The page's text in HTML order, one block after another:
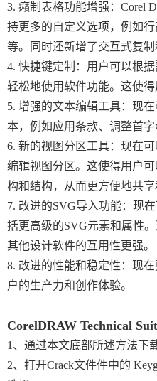
3. 癪制表格功能增强：Corel
持更多的自定义选项，例如
等。同时还新增了交互式复制
4. 快捷键定制：用户可以根
轻松地使用软件功能。这使
5. 增强的文本编辑工具：现
本，例如应用条款、调整首
6. 新的视图分区工具：现在
编辑视图分区。这使得用户
构和结构，从而更方便地共享
7. 改进的SVG导入功能：现
括更高级的SVG元素和属性
其他设计软件的互用性更强。
8. 改进的性能和稳定性：现
户的生产力和创作体验。
CorelDRAW Technical
1、通过本文底部所述方法下
2、打开Crack文件件中的